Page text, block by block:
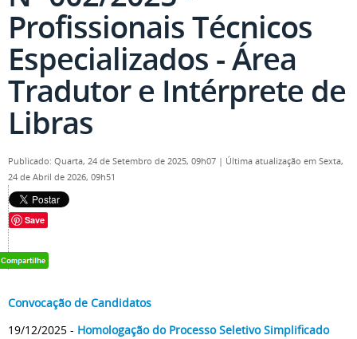
Profissionais Técnicos
Especializados - Área
Tradutor e Intérprete de
Libras
Publicado: Quarta, 24 de Setembro de 2025, 09h07 | Última atualização em Sexta,
24 de Abril de 2026, 09h51
Save
Convocação de Candidatos
19/12/2025 - Homologação do Processo Seletivo Simplificado